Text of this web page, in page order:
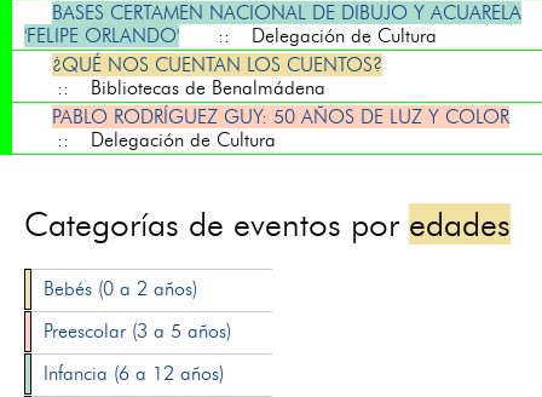
BASES CERTAMEN NACIONAL DE DIBUJO Y ACUARELA
'FELIPE ORLANDO'
:: Delegación de Cultura
¿QUÉ NOS CUENTAN LOS CUENTOS?
:: Bibliotecas de Benalmádena
PABLO RODRÍGUEZ GUY: 50 AÑOS DE LUZ Y COLOR
:: Delegación de Cultura
Categorías de eventos por edades
Bebés (0 a 2 años)
Preescolar (3 a 5 años)
Infancia (6 a 12 años)